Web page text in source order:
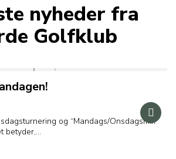
nyheder fra
Golfklub
og “Mandags/Onsdagsmix”
betyder,…